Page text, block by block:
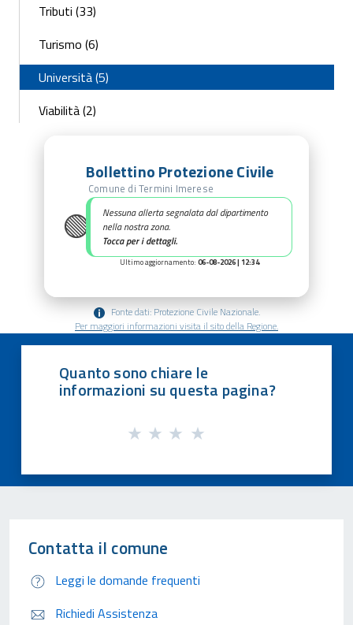
Tributi (33)
Turismo (6)
Università (5)
Viabilità (2)
🟢
Bollettino Protezione Civile
Comune di Termini Imerese
Nessuna allerta segnalata dal dipartimento
nella nostra zona.
Tocca per i dettagli.
Ultimo aggiornamento: 06-08-2026 | 12:34
Fonte dati: Protezione Civile Nazionale.
Per maggiori informazioni visita il sito della Regione.
Quanto sono chiare le
informazioni su questa pagina?
Contatta il comune
Leggi le domande frequenti
Richiedi Assistenza